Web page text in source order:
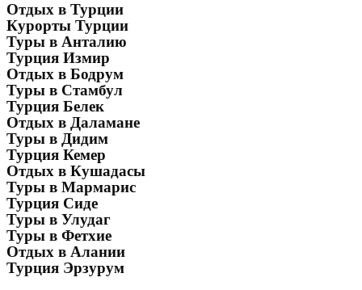
Отдых в Турции
Курорты Турции
Туры в Анталию
Турция Измир
Отдых в Бодрум
Туры в Стамбул
Турция Белек
Отдых в Даламане
Туры в Дидим
Турция Кемер
Отдых в Кушадасы
Туры в Мармарис
Турция Сиде
Туры в Улудаг
Туры в Фетхие
Отдых в Алании
Турция Эрзурум